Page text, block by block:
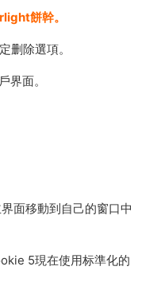
餅幹。
删除選項。
界面。
面移動到自己的窗口中
5現在使用标準化的